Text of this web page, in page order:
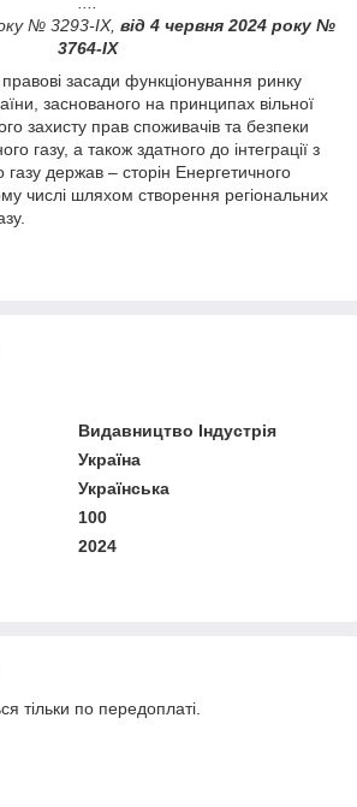
№ 3293-IX, від 4 червня 2024 року №
3764-IX
засади функціонування ринку
заснованого на принципах вільної
захисту прав споживачів та безпеки
газу, а також здатного до інтеграції з
держав – сторін Енергетичного
числі шляхом створення регіональних
Видавництво Індустрія
Україна
Українська
100
2024
тільки по передоплаті.